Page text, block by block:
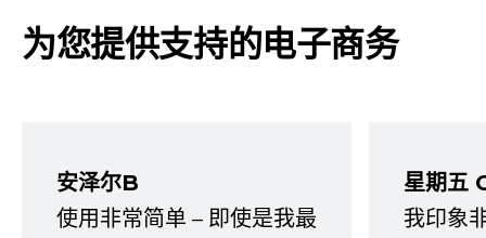
为您提供支持的电子商务
安泽尔B
使用非常简单 – 即使是我最
星期五
我印象